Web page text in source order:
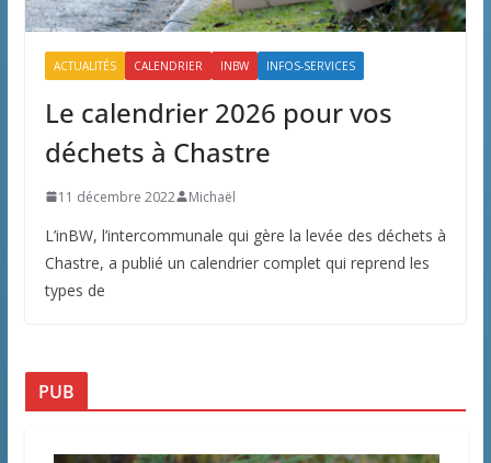
ACTUALITÉS CALENDRIER INBW INFOS-SERVICES
Le calendrier 2026 pour vos
déchets à Chastre
11 décembre 2022 Michaël
L’inBW, l’intercommunale qui gère la levée des déchets à
Chastre, a publié un calendrier complet qui reprend les
types de
PUB